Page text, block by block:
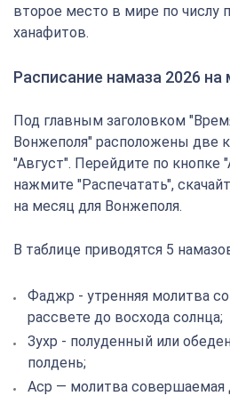
второе место в мире по числу
ханафитов.
Расписание намаза 2026 на
Под главным заголовком
Вонжеполя" расположены две
"Август". Перейдите по кнопке
нажмите "Распечатать",
на месяц для Вонжеполя.
В таблице приводятся 5
Фаджр - утренняя молитва
рассвете до восхода солнца;
Зухр - полуденный или
полдень;
Аср — молитва совершаемая